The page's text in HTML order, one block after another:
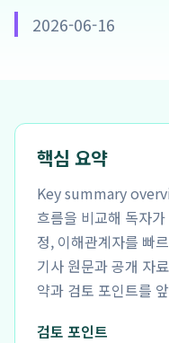
2026-06-16
핵심 요약
Key summary
흐름을 비교해 독자
정, 이해관계자를 빠
기사 원문과 공개 자
약과 검토 포인트를
검토 포인트